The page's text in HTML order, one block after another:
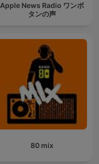
Apple News Radio ワンボ
タンの声
80 mix